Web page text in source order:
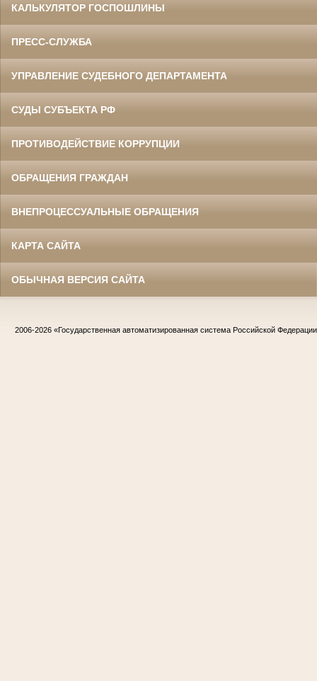
КАЛЬКУЛЯТОР ГОСПОШЛИНЫ
ПРЕСС-СЛУЖБА
УПРАВЛЕНИЕ СУДЕБНОГО ДЕПАРТАМЕНТА
СУДЫ СУБЪЕКТА РФ
ПРОТИВОДЕЙСТВИЕ КОРРУПЦИИ
ОБРАЩЕНИЯ ГРАЖДАН
ВНЕПРОЦЕССУАЛЬНЫЕ ОБРАЩЕНИЯ
КАРТА САЙТА
ОБЫЧНАЯ ВЕРСИЯ САЙТА
2006-2026 «Государственная автоматизированная система Российской